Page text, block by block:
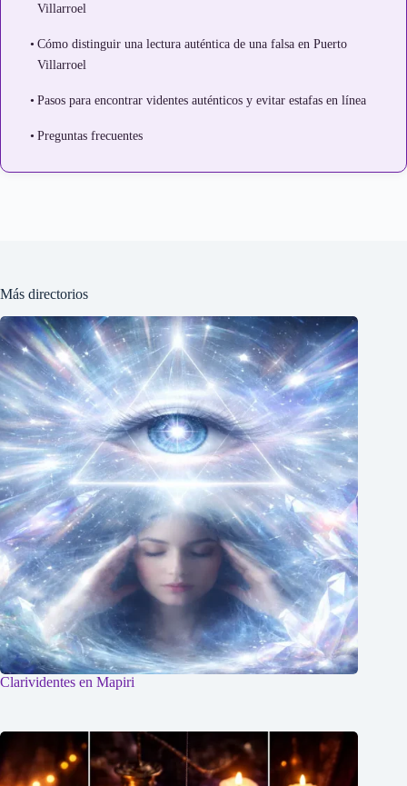
Villarroel
Cómo distinguir una lectura auténtica de una falsa en Puerto
Villarroel
Pasos para encontrar videntes auténticos y evitar estafas en línea
Preguntas frecuentes
Más directorios
Clarividentes en Mapiri